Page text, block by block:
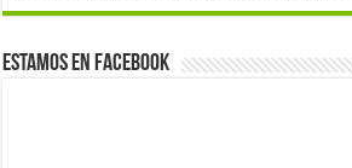
Estamos en Facebook